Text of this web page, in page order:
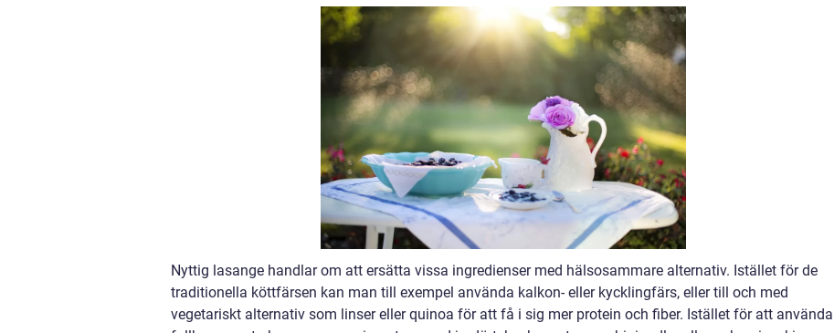
Nyttig lasange handlar om att ersätta vissa ingredienser med hälsosammare alternativ. Istället för de
traditionella köttfärsen kan man till exempel använda kalkon- eller kycklingfärs, eller till och med
vegetariskt alternativ som linser eller quinoa för att få i sig mer protein och fiber. Istället för att använda